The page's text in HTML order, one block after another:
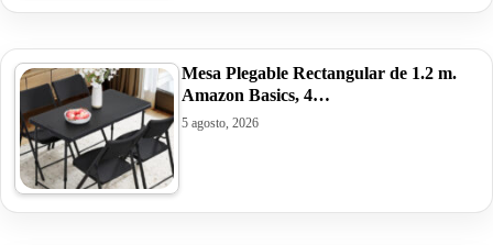
Mesa Plegable Rectangular de 1.2 m.
Amazon Basics, 4…
5 agosto, 2026